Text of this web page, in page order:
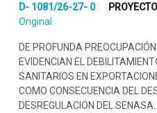
D- 1081/26-27- 0
Original
DE PROFUNDA
EVIDENCIAN EL
SANITARIOS EN
COMO CONSECUENCIA DEL
DESREGULACION DEL SENASA..